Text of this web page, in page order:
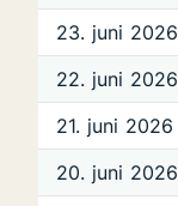
23. juni 2026
22. juni 2026
21. juni 2026
20. juni 2026